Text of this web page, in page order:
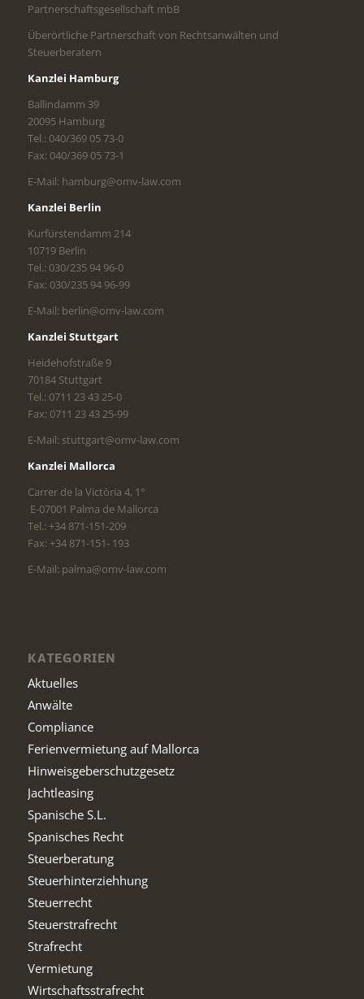
Partnerschaftsgesellschaft mbB
Überörtliche Partnerschaft von Rechtsanwälten und
Steuerberatern
Kanzlei Hamburg
Ballindamm 39
20095 Hamburg
Tel.: 040/369 05 73-0
Fax: 040/369 05 73-1
E-Mail: hamburg@omv-law.com
Kanzlei Berlin
Kurfürstendamm 214
10719 Berlin
Tel.: 030/235 94 96-0
Fax: 030/235 94 96-99
E-Mail: berlin@omv-law.com
Kanzlei Stuttgart
Heidehofstraße 9
70184 Stuttgart
Tel.: 0711 23 43 25-0
Fax: 0711 23 43 25-99
E-Mail: stuttgart@omv-law.com
Kanzlei Mallorca
Carrer de la Victòria 4, 1°
E-07001 Palma de Mallorca
Tel.: +34 871-151-209
Fax: +34 871-151- 193
E-Mail: palma@omv-law.com
KATEGORIEN
Aktuelles
Anwälte
Compliance
Ferienvermietung auf Mallorca
Hinweisgeberschutzgesetz
Jachtleasing
Spanische S.L.
Spanisches Recht
Steuerberatung
Steuerhinterziehhung
Steuerrecht
Steuerstrafrecht
Strafrecht
Vermietung
Wirtschaftsstrafrecht